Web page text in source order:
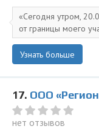
Сегодня утром,
от границы моего
Узнать больше
17. ООО «Региональный
нет отзывов